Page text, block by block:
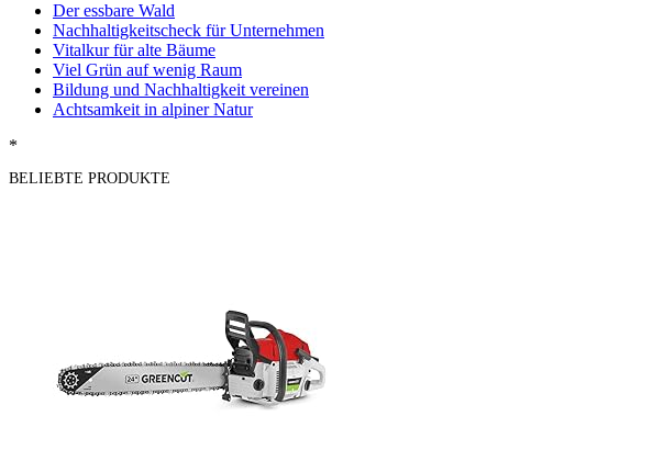
Der essbare Wald
Nachhaltigkeitscheck für Unternehmen
Vitalkur für alte Bäume
Viel Grün auf wenig Raum
Bildung und Nachhaltigkeit vereinen
Achtsamkeit in alpiner Natur
*
BELIEBTE PRODUKTE